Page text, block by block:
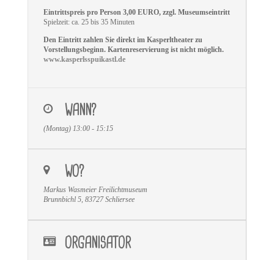
Eintrittspreis pro Person 3,00 EURO, zzgl. Museumseintritt
Spielzeit: ca. 25 bis 35 Minuten
Den Eintritt zahlen Sie direkt im Kasperltheater zu
Vorstellungsbeginn. Kartenreservierung ist nicht möglich.
www.kasperlsspuikastl.de
WANN?
(Montag) 13:00 - 15:15
WO?
Markus Wasmeier Freilichtmuseum
Brunnbichl 5, 83727 Schliersee
ORGANISATOR